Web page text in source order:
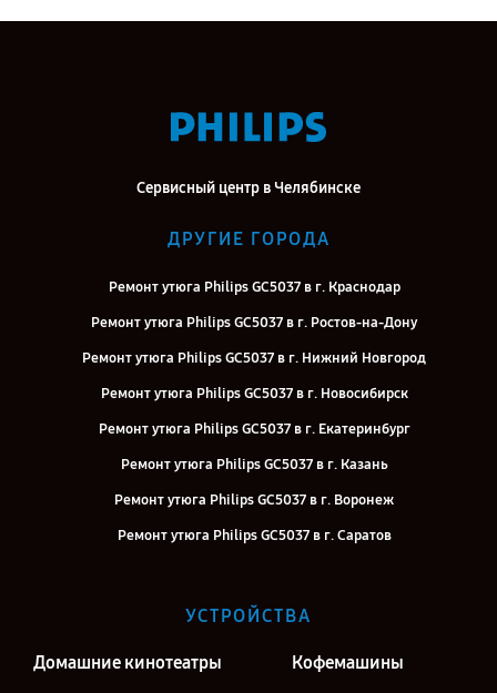
Сервисный центр в Челябинске
ДРУГИЕ ГОРОДА
Ремонт утюга Philips GC5037 в г. Краснодар
Ремонт утюга Philips GC5037 в г. Ростов-на-Дону
Ремонт утюга Philips GC5037 в г. Нижний Новгород
Ремонт утюга Philips GC5037 в г. Новосибирск
Ремонт утюга Philips GC5037 в г. Екатеринбург
Ремонт утюга Philips GC5037 в г. Казань
Ремонт утюга Philips GC5037 в г. Воронеж
Ремонт утюга Philips GC5037 в г. Саратов
Ремонт утюга Philips GC5037 в г. Москва
УСТРОЙСТВА
Домашние кинотеатры Кофемашины